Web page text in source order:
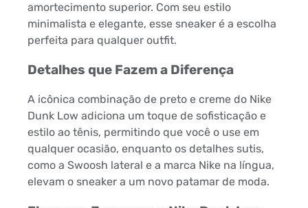
amortecimento superior. Com seu estilo
minimalista e elegante, esse sneaker é a escolha
perfeita para qualquer outfit.
Detalhes que Fazem a Diferença
A icônica combinação de preto e creme do Nike
Dunk Low adiciona um toque de sofisticação e
estilo ao tênis, permitindo que você o use em
qualquer ocasião, enquanto os detalhes sutis,
como a Swoosh lateral e a marca Nike na língua,
elevam o sneaker a um novo patamar de moda.